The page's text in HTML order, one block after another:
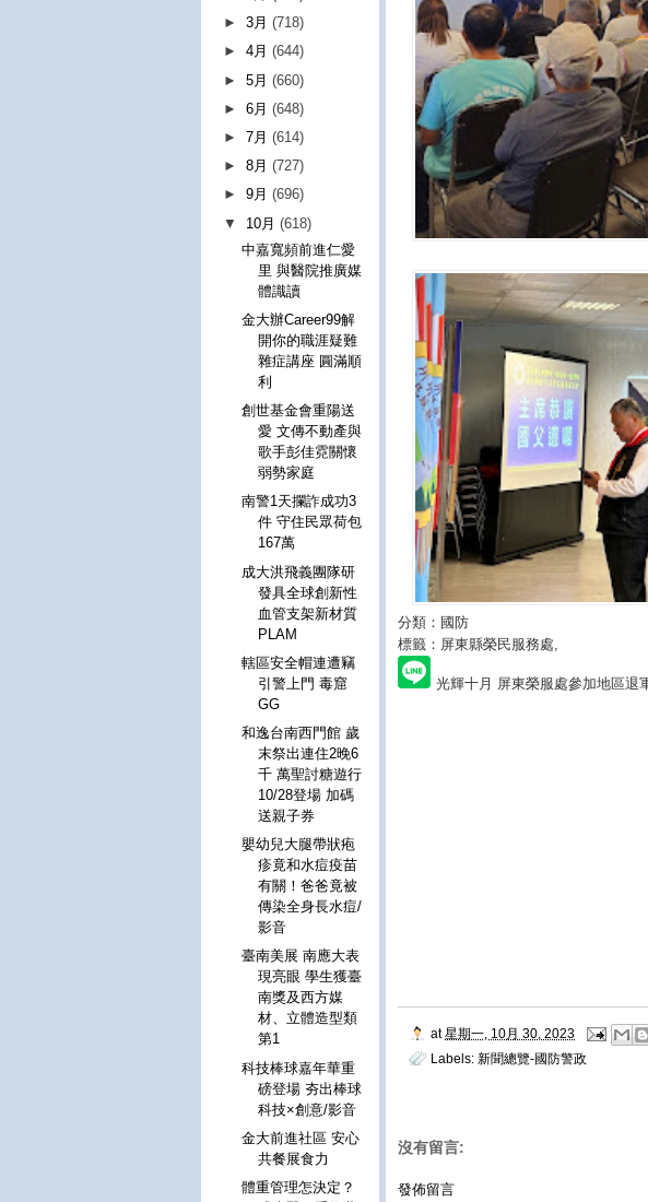
分類：國防
標籤：屏東縣榮民服務處
光輝十月 屏東榮服處參加地區退
at 星期一, 10月 30, 2023
Labels: 新聞總覽-國防警政
沒有留言:
發佈留言
►3月(718)
►4月(644)
►5月(660)
►6月(648)
►7月(614)
►8月(727)
►9月(696)
▼ 10月(618)
中嘉寬頻前進仁愛
里 與醫院推廣媒
體識讀
金大辦Career99解
開你的職涯疑難
雜症講座 圓滿順
利
創世基金會重陽送
愛 文傳不動產與
歌手彭佳霓關懷
弱勢家庭
南警1天攔詐成功3
件 守住民眾荷包
167萬
成大洪飛義團隊研
發具全球創新性
血管支架新材質
PLAM
轄區安全帽連遭竊
引警上門 毒窟
GG
和逸台南西門館 歲
末祭出連住2晚6
千 萬聖討糖遊行
10/28登場 加碼
送親子券
嬰幼兒大腿帶狀疱
疹竟和水痘疫苗
有關！爸爸竟被
傳染全身長水痘/
影音
臺南美展 南應大表
現亮眼 學生獲臺
南獎及西方媒
材、立體造型類
第1
科技棒球嘉年華重
磅登場 夯出棒球
科技×創意/影音
金大前進社區 安心
共餐展食力
體重管理怎決定？